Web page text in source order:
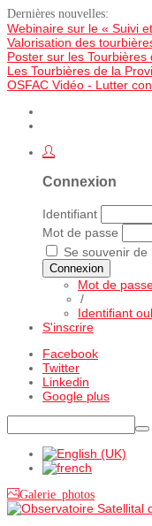
Dernières nouvelles:
Webinaire sur le « Suivi
Valorisation des
Poster sur les Tourbières
Les Tourbières de la
OSFAC Vidéo - Lutter
Connexion
Identifiant
Mot de passe
Se souvenir de
Connexion
Mot de
/
Identifiant
S'inscrire
Facebook
Twitter
Linkedin
Google plus
Galerie photos